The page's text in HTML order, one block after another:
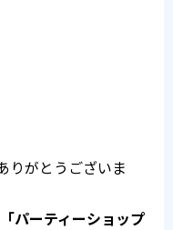
りがとうございま
「パーティーショップ